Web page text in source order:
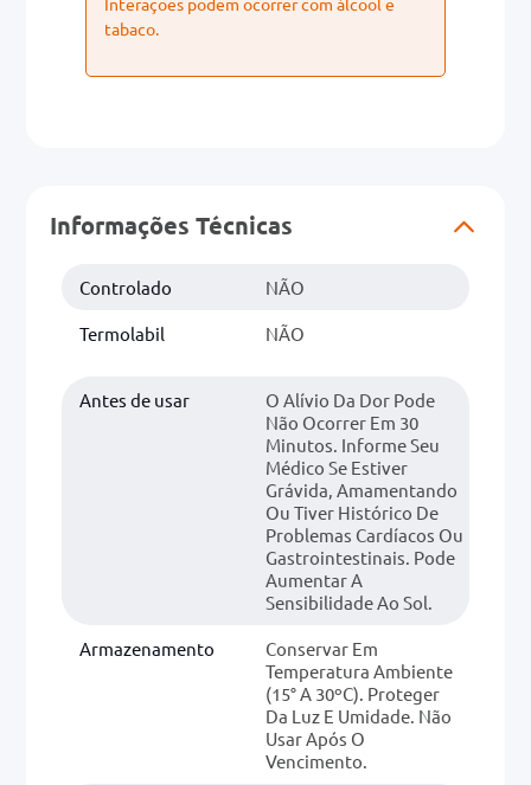
tabaco.
Informações Técnicas
Controlado NÃO
Termolabil NÃO
Antes de usar
O Alívio Da Dor Pode
Não Ocorrer Em 30
Minutos. Informe Seu
Médico Se Estiver
Grávida, Amamentando
Ou Tiver Histórico De
Problemas Cardíacos Ou
Gastrointestinais. Pode
Aumentar A
Sensibilidade Ao Sol.
Armazenamento
Conservar Em
Temperatura Ambiente
(15° A 30ºC). Proteger
Da Luz E Umidade. Não
Usar Após O
Vencimento.